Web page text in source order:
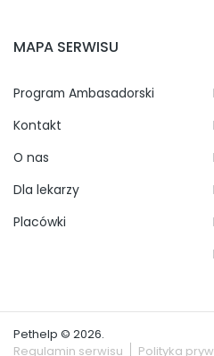
MAPA SERWISU
Program Ambasadorski
Kontakt
O nas
Dla lekarzy
Placówki
Pethelp © 2026.
Regulamin serwisu
Polityka